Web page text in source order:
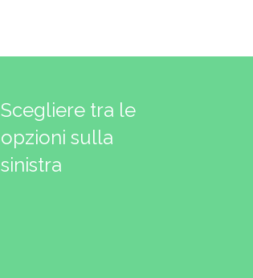
Scegliere tra le
opzioni sulla
sinistra